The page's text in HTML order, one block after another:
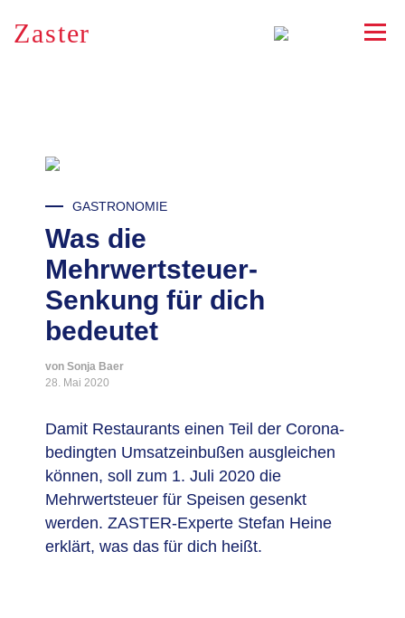
RSS
Zaster
GASTRONOMIE
Was die
Mehrwertsteuer-
Senkung für dich
bedeutet
von Sonja Baer
28. Mai 2020
Damit Restaurants einen Teil der Corona-
bedingten Umsatzeinbußen ausgleichen
können, soll zum 1. Juli 2020 die
Mehrwertsteuer für Speisen gesenkt
werden. ZASTER-Experte Stefan Heine
erklärt, was das für dich heißt.